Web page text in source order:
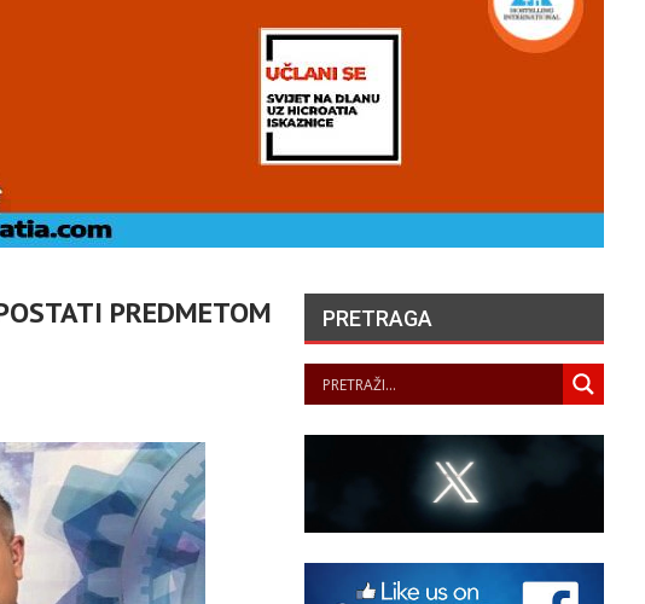
PREDMETOM
LJETNA ŠKOLA SOLO
PJEVANJA
PANOPTICUM
ANGELA MERKEL –
PRETRAGA